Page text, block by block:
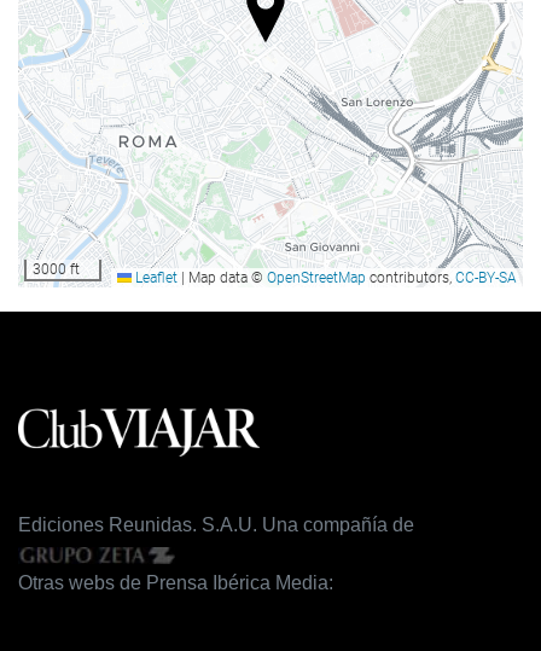
Internetadgang
Gratis wi-fi
Housekeeping
Vaskeri
3000 ft Leaflet Map data © OpenStreetMap contributors, CC-BY-SA
Ediciones Reunidas. S.A.U. Una compañía de
Otras webs de Prensa Ibérica Media: